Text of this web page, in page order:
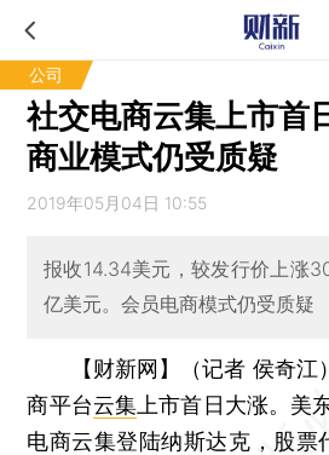
公司
社交电商云集上市首
商业模式仍受质疑
2019年05月04日 10:55
报收14.34美元，较发行价上涨
亿美元。会员电商模式仍受质疑
【财新网】（记者 侯奇江）
商平台云集 上市首日大涨。美
电商云集登陆纳斯达克，股票